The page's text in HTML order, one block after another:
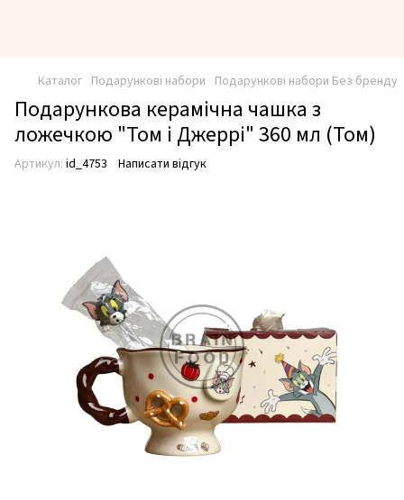
Каталог Подарункові набори Подарункові набори Без бренду
Подарункова керамічна чашка з
ложечкою "Том і Джеррі" 360 мл (Том)
Артикул: id_4753 Написати відгук